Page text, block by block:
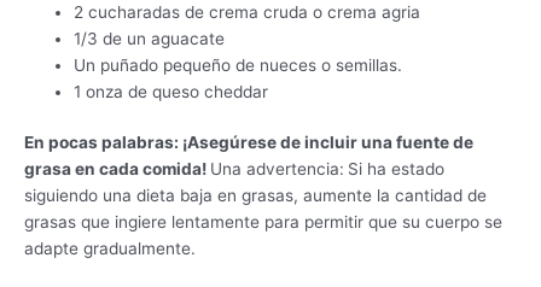
2 cucharadas de crema cruda o crema agria
1/3 de un aguacate
Un puñado pequeño de nueces o semillas.
1 onza de queso cheddar
En pocas palabras: ¡Asegúrese de incluir una fuente de
grasa en cada comida! Una advertencia: Si ha estado
siguiendo una dieta baja en grasas, aumente la cantidad de
grasas que ingiere lentamente para permitir que su cuerpo se
adapte gradualmente.